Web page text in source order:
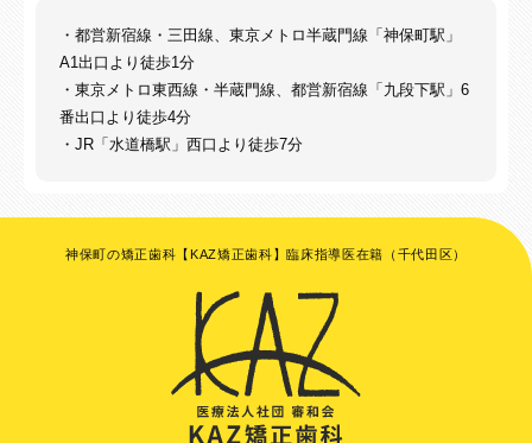
・都営新宿線・三田線、東京メトロ半蔵門線「神保町駅」
A1出口より徒歩1分
・東京メトロ東西線・半蔵門線、都営新宿線「九段下駅」6
番出口より徒歩4分
・JR「水道橋駅」西口より徒歩7分
神保町の矯正歯科【KAZ矯正歯科】臨床指導医在籍（千代田区）